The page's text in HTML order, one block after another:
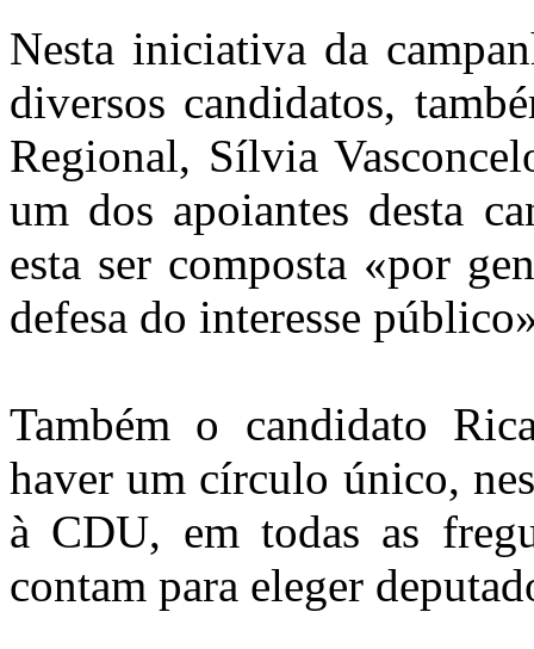
Nesta iniciativa da
diversos candidatos,
Regional, Sílvia
um dos apoiantes desta
esta ser composta «por
defesa do interesse
Também o candidato
haver um círculo único,
à CDU, em todas as
contam para eleger